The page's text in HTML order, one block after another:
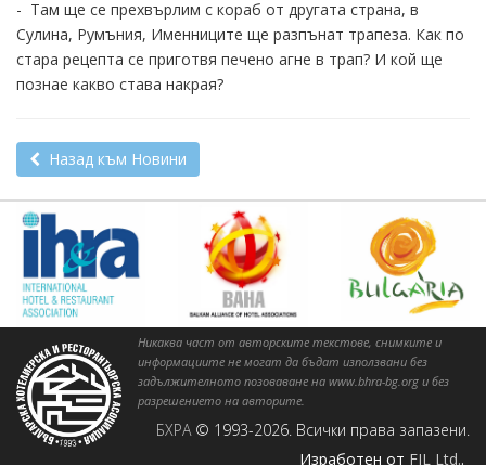
- Там ще се прехвърлим с кораб от другата страна, в
Сулина, Румъния, Именниците ще разпънат трапеза. Как по
стара рецепта се приготвя печено агне в трап? И кой ще
познае какво става накрая?
Назад към Новини
Никаква част от авторските текстове, снимките и
информациите не могат да бъдат използвани без
задължителното позоваване на www.bhra-bg.org и без
разрешението на авторите.
БХРА © 1993-2026. Всички права запазени.
Изработен от FIL Ltd..